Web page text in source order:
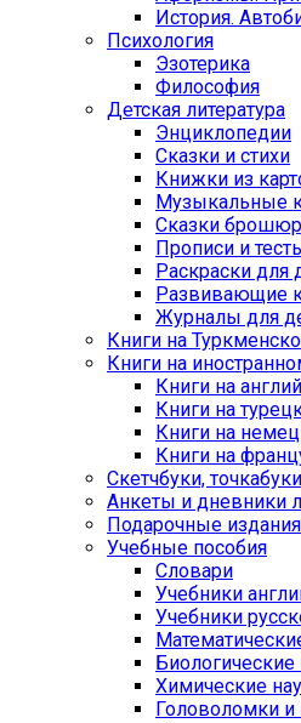
История.
Психология
Эзотерика
Философия
Детская литература
Энциклопедии
Сказки и стихи
Книжки из
Музыкальные
Сказки
Прописи и
Раскраски для
Развивающие
Журналы для
Книги на
Книги на
Книги на
Книги на
Книги на
Книги на
Cкетчбуки,
Анкеты и дневники
Подарочные издания
Учебные пособия
Словари
Учебники
Учебники
Биологические
Химические
Головоломки и